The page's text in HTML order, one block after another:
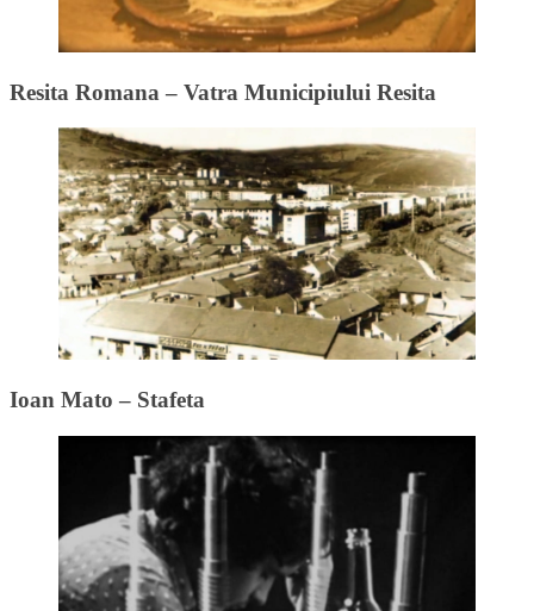
Resita Romana – Vatra Municipiului Resita
Ioan Mato – Stafeta